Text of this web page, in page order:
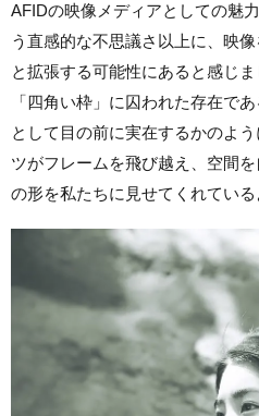
AFIDの映像メディアとしての魅
う直感的な不思議さ以上に、映
と拡張する可能性にあると感じ
「四角い枠」に囚われた存在で
として目の前に実在するかのよ
ツがフレームを飛び越え、空間
の形を私たちに見せてくれている